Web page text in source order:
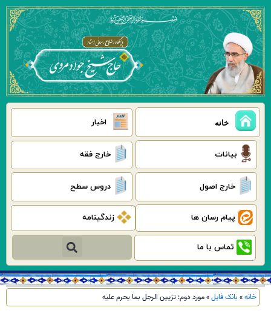
پرش
محتوا
خانه اخبار
بیانات خارج فقه
خارج اصول دروس سطح
پیام رسان ها زندگینامه
تماس با ما جستجو
خانه» بانک فایل»مورد دوم: تزیین الرجل بما یحرم علیه